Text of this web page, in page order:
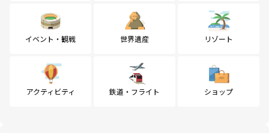
イベント・観戦 世界遺産 リゾート
アクティビティ 鉄道・フライト ショップ